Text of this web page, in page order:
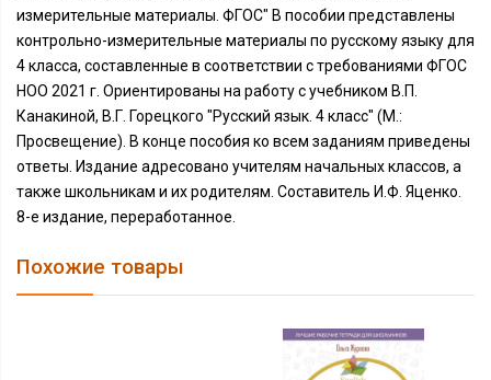
измерительные материалы. ФГОС" В пособии представлены
контрольно-измерительные материалы по русскому языку для
4 класса, составленные в соответствии с требованиями ФГОС
НОО 2021 г. Ориентированы на работу с учебником В.П.
Канакиной, В.Г. Горецкого "Русский язык. 4 класс" (М.:
Просвещение). В конце пособия ко всем заданиям приведены
ответы. Издание адресовано учителям начальных классов, а
также школьникам и их родителям. Составитель И.Ф. Яценко.
8-е издание, переработанное.
Похожие товары